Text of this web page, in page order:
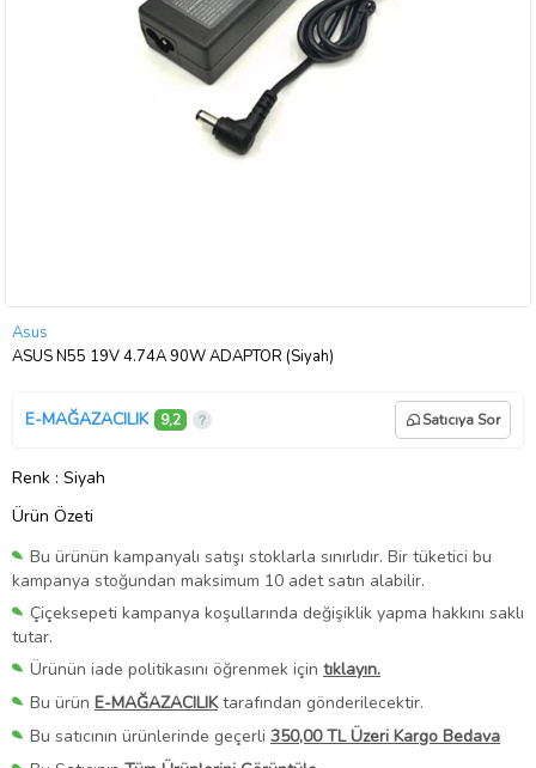
Asus
ASUS N55 19V 4.74A 90W ADAPTÖR (Siyah)
E-MAĞAZACILIK 9,2 Satıcıya Sor
Renk : Siyah
Ürün Özeti
Bu ürünün kampanyalı satışı stoklarla sınırlıdır. Bir tüketici bu
kampanya stoğundan maksimum 10 adet satın alabilir.
Çiçeksepeti kampanya koşullarında değişiklik yapma hakkını saklı
tutar.
Ürünün iade politikasını öğrenmek için tıklayın.
Bu ürün E-MAĞAZACILIKtarafından gönderilecektir.
Bu satıcının ürünlerinde geçerli 350,00 TL Üzeri Kargo Bedava